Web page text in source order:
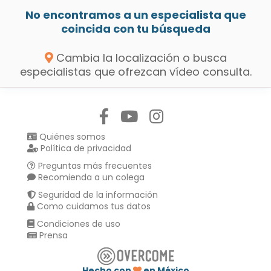
No encontramos a un especialista que
coincida con tu búsqueda
Cambia la localización o busca
especialistas que ofrezcan vídeo consulta.
Quiénes somos
Política de privacidad
Preguntas más frecuentes
Recomienda a un colega
Seguridad de la información
Como cuidamos tus datos
Condiciones de uso
Prensa